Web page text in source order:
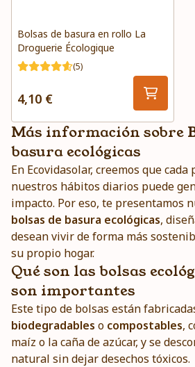
Bolsas de basura en rollo La
Droguerie Écologique
(5)
4,10 €
Más información sobre
basura ecológicas
En Ecovidasolar, creemos que
nuestros hábitos diarios puede
impacto. Por eso, te presentamos
bolsas de basura ecológicas,
desean vivir de forma más
su propio hogar.
Qué son las bolsas
son importantes
Este tipo de bolsas están
biodegradables o compostables,
maíz o la caña de azúcar, y se
natural sin dejar desechos tóxicos.